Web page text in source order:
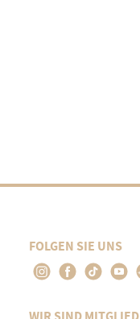
FOLGEN SIE UNS